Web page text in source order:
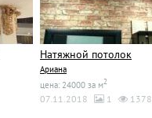
Натяжной потолок
Ариана
цена: 24000 за м2
07.11.2018 1 1378